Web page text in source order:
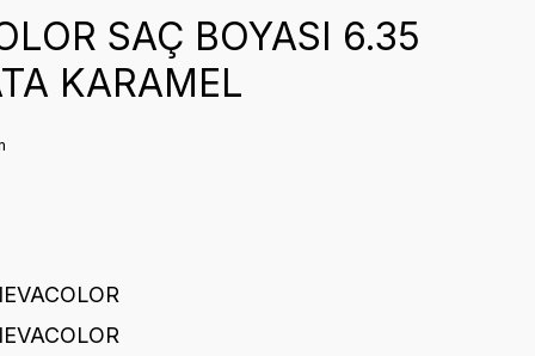
SAÇ BOYASI 6.35
KARAMEL